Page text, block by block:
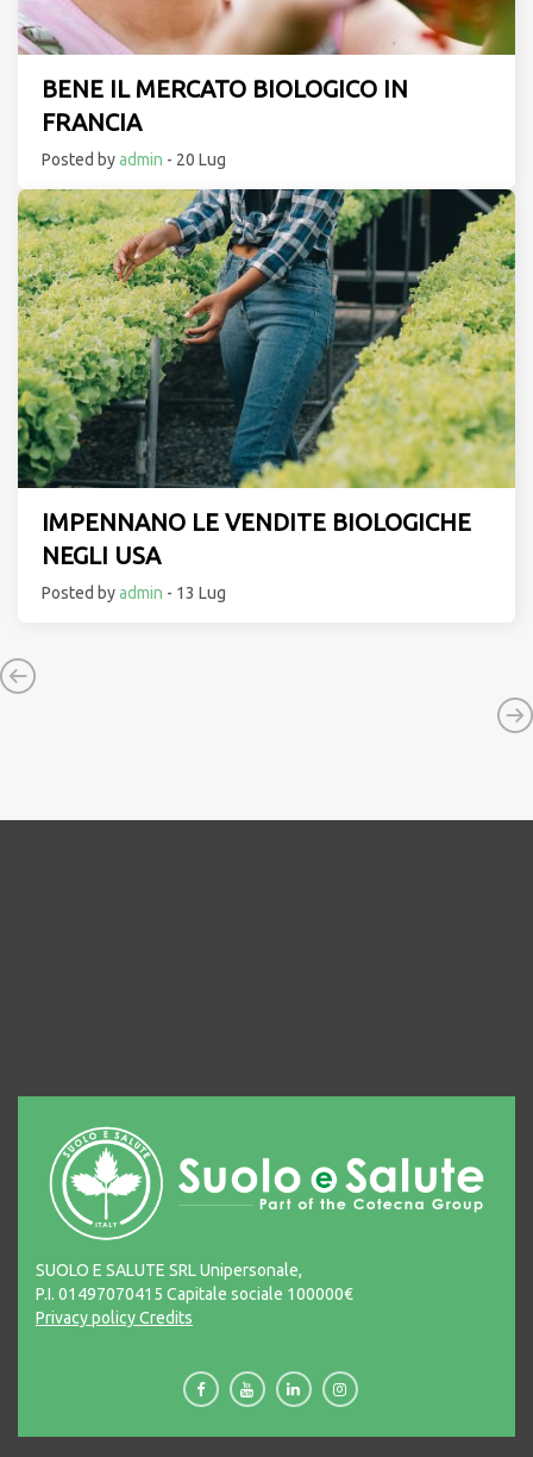
BENE IL MERCATO BIOLOGICO IN
FRANCIA
Posted byadmin - 20 Lug
IMPENNANO LE VENDITE BIOLOGICHE
NEGLI USA
Posted byadmin - 13 Lug
SUOLO E SALUTE SRL Unipersonale,
P.I. 01497070415 Capitale sociale 100000€
Privacy policyCredits